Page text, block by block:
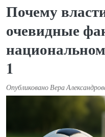
Почему
очевидные
1
ОпубликованоВера